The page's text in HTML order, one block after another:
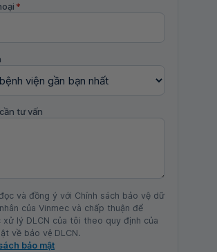
*
tư vấn
và đồng ý với Chính sách bảo vệ dữ
của Vinmec và chấp thuận để
xử lý DLCN của tôi theo quy định của
về bảo vệ DLCN.
bảo mật